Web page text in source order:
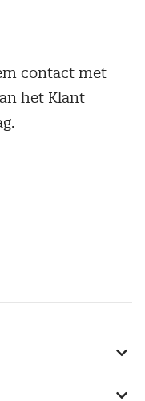
contact met
het Klant